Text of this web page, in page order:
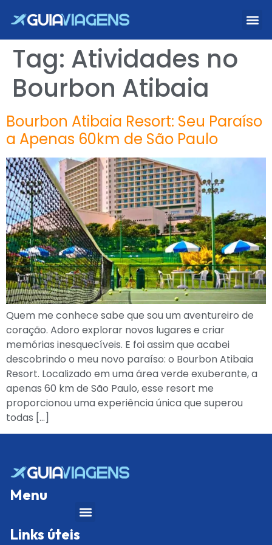
Tag: Atividades no
Bourbon Atibaia
Bourbon Atibaia Resort: Seu Paraíso
a Apenas 60km de São Paulo
Quem me conhece sabe que sou um aventureiro de
coração. Adoro explorar novos lugares e criar
memórias inesquecíveis. E foi assim que acabei
descobrindo o meu novo paraíso: o Bourbon Atibaia
Resort. Localizado em uma área verde exuberante, a
apenas 60 km de São Paulo, esse resort me
proporcionou uma experiência única que superou
todas […]
Menu
Links úteis